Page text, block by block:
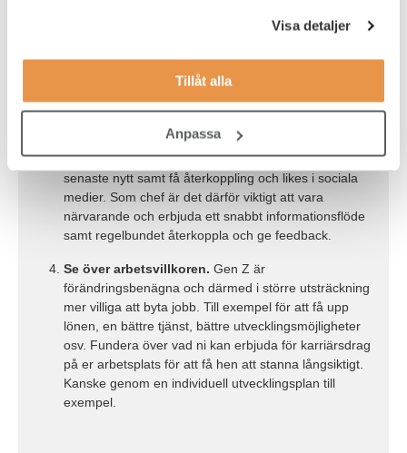
Visa detaljer
Tillåt alla
Anpassa
Många i Generation Z vill bidra till en bättre
detta på er arbetsplats? Lyft tydligt fram hur
personen kan vara med och påverka.
Gen Z är uppväxta i en snabbrörlig
digital värld och vana vid att ständigt uppdateras med
senaste nytt samt få återkoppling och likes i sociala
medier. Som chef är det därför viktigt att vara
närvarande och erbjuda ett snabbt informationsflöde
samt regelbundet återkoppla och ge feedback.
Se över arbetsvillkoren. Gen Z är
förändringsbenägna och därmed i större utsträckning
mer villiga att byta jobb. Till exempel för att få upp
lönen, en bättre tjänst, bättre utvecklingsmöjligheter
osv. Fundera över vad ni kan erbjuda för karriärsdrag
på er arbetsplats för att få hen att stanna långsiktigt.
Kanske genom en individuell utvecklingsplan till
exempel.